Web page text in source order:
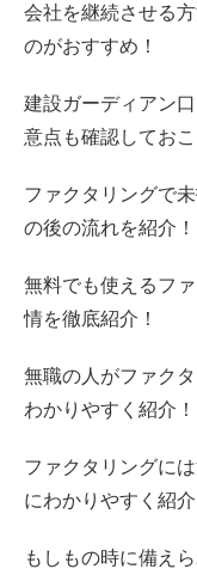
会社を継続させる
のがおすすめ！
建設ガーディアン
意点も確認しておこ
ファクタリングで
の後の流れを紹介！
無料でも使えるフ
情を徹底紹介！
無職の人がファク
わかりやすく紹介！
ファクタリングに
にわかりやすく紹介
もしもの時に備え